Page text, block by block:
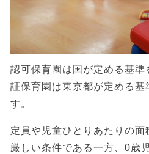
認可保育園は国が定める基
証保育園は東京都が定める
す。
定員や児童ひとりあたりの
厳しい条件である一方、0歳